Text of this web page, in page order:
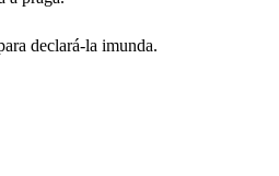
declará-la imunda.